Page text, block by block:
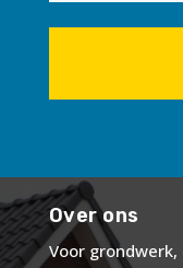
Over ons
Voor